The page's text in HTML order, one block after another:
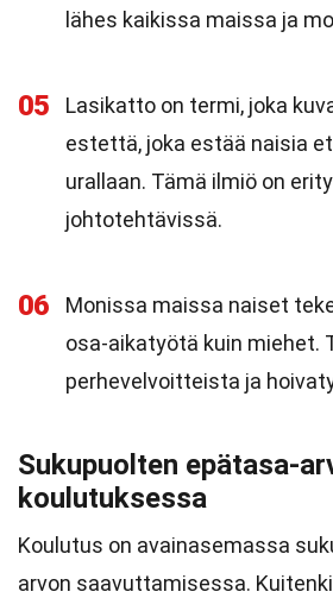
lähes kaikissa maissa ja
05
Lasikatto on termi, joka
estettä, joka estää naisia
urallaan. Tämä ilmiö on
johtotehtävissä.
06
Monissa maissa naiset
osa-aikatyötä kuin miehet.
perhevelvoitteista ja
Sukupuolten epätasa-
koulutuksessa
Koulutus on avainasemassa
arvon saavuttamisessa.